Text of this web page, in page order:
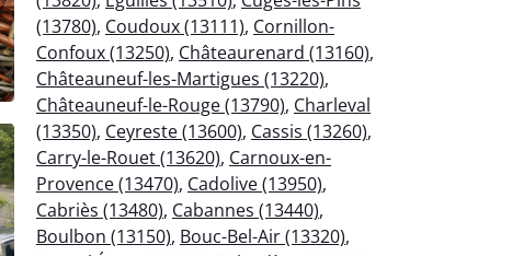
(13780), Coudoux (13111), Cornillon-
Confoux (13250), Châteaurenard (13160),
Châteauneuf-les-Martigues (13220),
Châteauneuf-le-Rouge (13790), Charleval
(13350), Ceyreste (13600), Cassis (13260),
Carry-le-Rouet (13620), Carnoux-en-
Provence (13470), Cadolive (13950),
Cabriès (13480), Cabannes (13440),
Boulbon (13150), Bouc-Bel-Air (13320),